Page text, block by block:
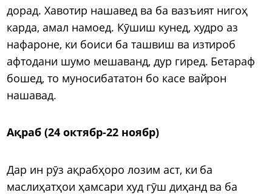
дорад. Хавотир нашавед ва ба вазъият нигоҳ
карда, амал намоед. Кӯшиш кунед, худро аз
нафароне, ки боиси ба ташвиш ва изтироб
афтодани шумо мешаванд, дур гиред. Бетараф
бошед, то муносибататон бо касе вайрон
нашавад.
Ақраб (24 октябр-22 ноябр)
Дар ин рӯз ақрабҳоро лозим аст, ки ба
маслиҳатҳои ҳамсари худ гӯш диҳанд ва ба